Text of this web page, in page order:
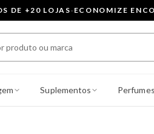
DE +20 LOJAS· ECONOMIZE
Suplementos Perfumes